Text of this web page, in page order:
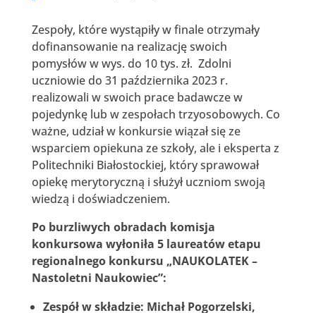
Zespoły, które wystąpiły w finale otrzymały
dofinansowanie na realizację swoich
pomysłów w wys. do 10 tys. zł. Zdolni
uczniowie do 31 października 2023 r.
realizowali w swoich prace badawcze w
pojedynkę lub w zespołach trzyosobowych. Co
ważne, udział w konkursie wiązał się ze
wsparciem opiekuna ze szkoły, ale i eksperta z
Politechniki Białostockiej, który sprawował
opiekę merytoryczną i służył uczniom swoją
wiedzą i doświadczeniem.
Po burzliwych obradach komisja
konkursowa wyłoniła 5 laureatów etapu
regionalnego konkursu „NAUKOLATEK –
Nastoletni Naukowiec”:
Zespół w składzie: Michał Pogorzelski,